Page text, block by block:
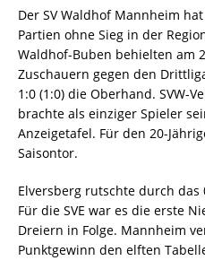
Der SV Waldhof Mannheim
Partien ohne Sieg in der
Waldhof-Buben behielten am
Zuschauern gegen den
1:0 (1:0) die Oberhand. SVW-
brachte als einziger Spieler
Anzeigetafel. Für den 20-
Saisontor.
Elversberg rutschte durch
Für die SVE war es die erste
Dreiern in Folge. Mannheim
Punktgewinn den elften